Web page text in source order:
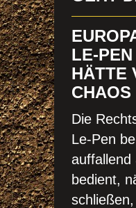
LE-
HÄTTE
Die
Le-Pen
auffallend
bedient,